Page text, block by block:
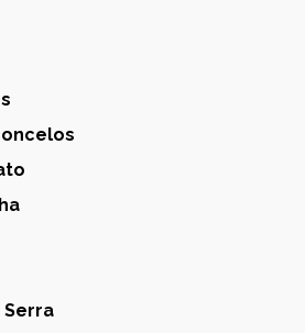
Serra